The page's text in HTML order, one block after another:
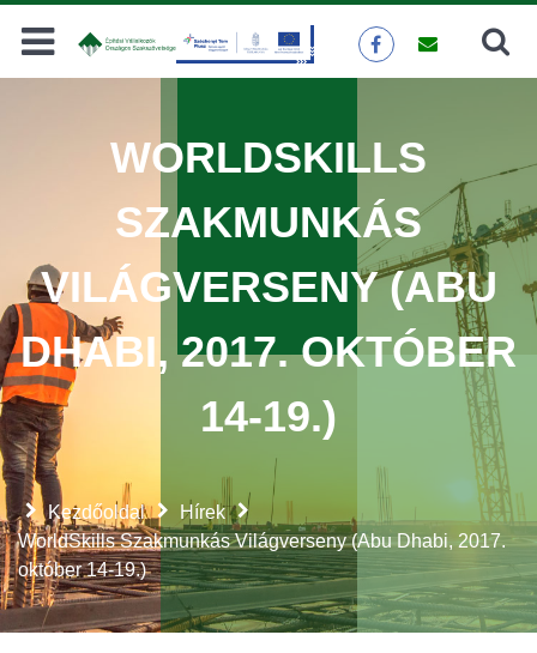
Keresés
Kezdőoldal
Hírek
WorldSkills Szakmunkás Világverseny (Abu Dhabi, 2017.
október 14-19.)
WORLDSKILLS
SZAKMUNKÁS
VILÁGVERSENY (ABU
DHABI, 2017. OKTÓBER
14-19.)